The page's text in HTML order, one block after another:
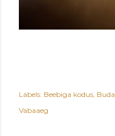
Labels: Beebiga kodus
Vabaaeg